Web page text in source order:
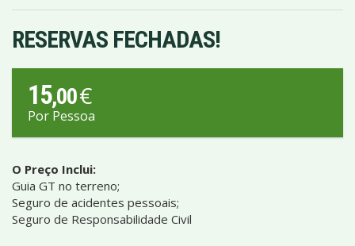
RESERVAS FECHADAS!
15,00€
Por Pessoa
O Preço Inclui:
Guia GT no terreno;
Seguro de acidentes pessoais;
Seguro de Responsabilidade Civil